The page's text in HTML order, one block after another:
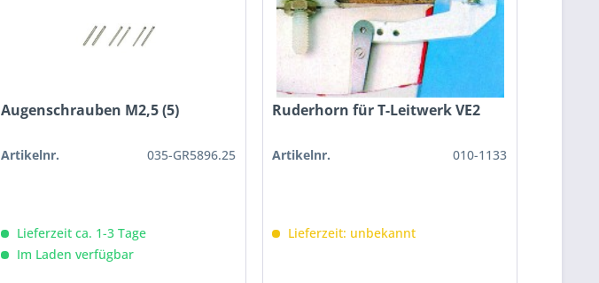
Augenschrauben M2,5 (5)
Artikelnr. 035-GR5896.25
Lieferzeit ca. 1-3 Tage
Im Laden verfügbar
Ruderhorn für T-Leitwerk VE2
Artikelnr. 010-1133
Lieferzeit: unbekannt